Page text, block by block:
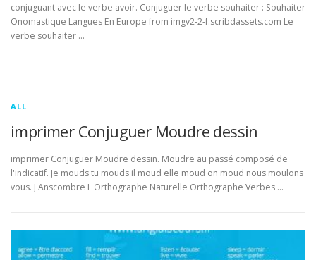
conjuguant avec le verbe avoir. Conjuguer le verbe souhaiter : Souhaiter
Onomastique Langues En Europe from imgv2-2-f.scribdassets.com Le
verbe souhaiter …
ALL
imprimer Conjuguer Moudre dessin
imprimer Conjuguer Moudre dessin. Moudre au passé composé de
l'indicatif. Je mouds tu mouds il moud elle moud on moud nous moulons
vous. J Anscombre L Orthographe Naturelle Orthographe Verbes …